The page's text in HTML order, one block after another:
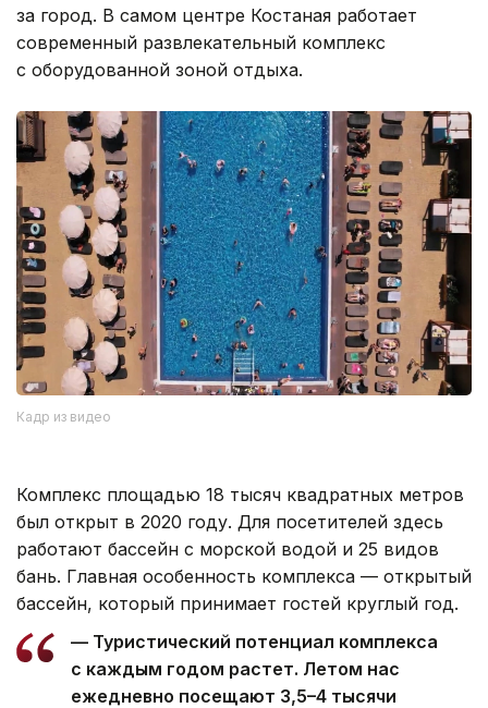
за город. В самом центре Костаная работает
современный развлекательный комплекс
с оборудованной зоной отдыха.
Кадр из видео
Комплекс площадью 18 тысяч квадратных метров
был открыт в 2020 году. Для посетителей здесь
работают бассейн с морской водой и 25 видов
бань. Главная особенность комплекса — открытый
бассейн, который принимает гостей круглый год.
— Туристический потенциал комплекса
с каждым годом растет. Летом нас
ежедневно посещают 3,5–4 тысячи